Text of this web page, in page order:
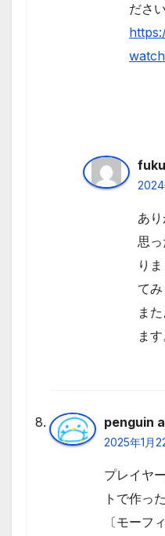
ださい
2024
あ
思
り
てみ
ま
ます
penguin
2025年1月
プレイヤ
トで作っ
〔モーフ